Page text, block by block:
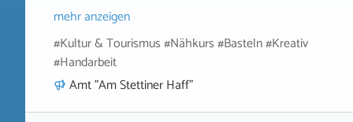
mehr anzeigen
#Kultur & Tourismus #Nähkurs #Basteln #Kreativ
#Handarbeit
Amt "Am Stettiner Haff"